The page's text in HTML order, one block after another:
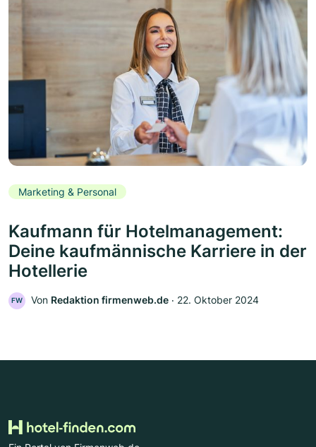
Marketing & Personal
Kaufmann für Hotelmanagement:
Deine kaufmännische Karriere in der
Hotellerie
FW Von Redaktion firmenweb.de ‧ 22. Oktober 2024